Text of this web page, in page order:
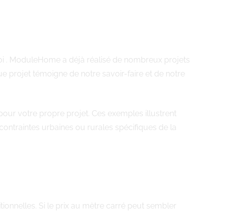
. ModuleHome a déjà réalisé de nombreux projets
projet témoigne de notre savoir-faire et de notre
votre propre projet. Ces exemples illustrent
urbaines ou rurales spécifiques de la
Si le prix au mètre carré peut sembler